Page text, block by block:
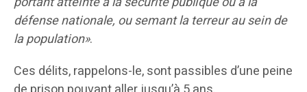
défense nationale, ou semant la terreur au sein de
la population».
Ces délits, rappelons-le, sont passibles d’une peine